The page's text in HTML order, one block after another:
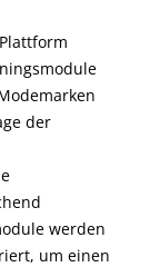
der
werden
um einen